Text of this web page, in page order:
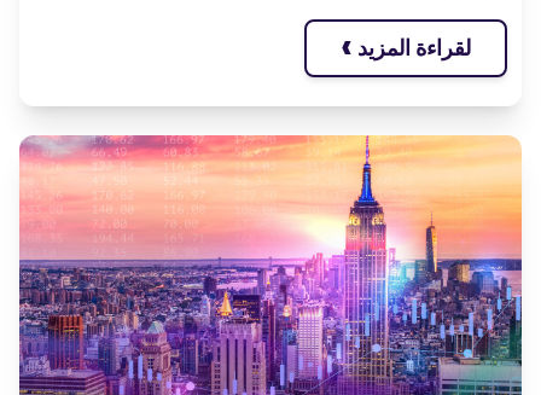
لقراءة المزيد›